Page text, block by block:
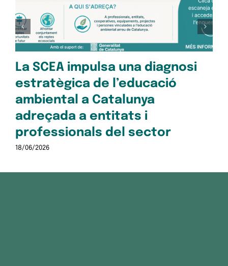
La SCEA impulsa una diagnosi
estratègica de l’educació
ambiental a Catalunya
adreçada a entitats i
professionals del sector
18/06/2026